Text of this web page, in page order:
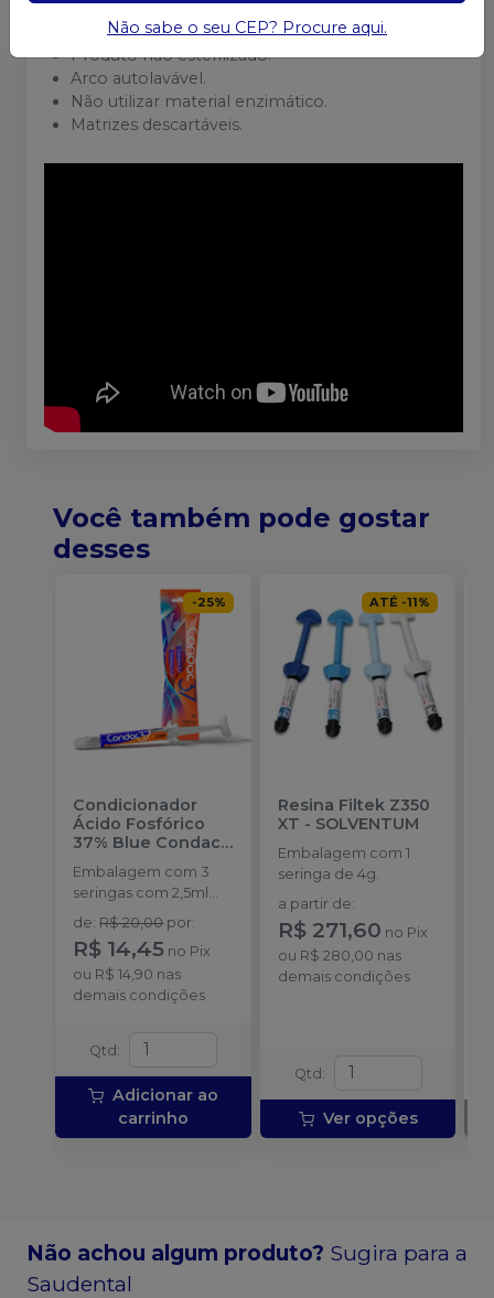
Uso Profissional.
Produto não esterilizado.
Arco autolavável.
Não utilizar material enzimático.
Matrizes descartáveis.
Você também pode gostar
desses
-25%
Condicionador
Ácido Fosfórico
37% Blue Condac-
FGM
Embalagem com 3
seringas com 2,5ml
cada uma e 3
ponteiras para
aplicação.
de:R$ 20,00 por:
R$ 14,45 no Pix
ou R$ 14,90 nas
demais condições
Qtd:
Adicionar ao
carrinho
ATÉ -11%
Resina Filtek Z350
XT - SOLVENTUM
Embalagem com 1
seringa de 4g.
a partir de:
R$ 271,60 no Pix
ou R$ 280,00 nas
demais condições
Qtd:
Ver opções
Não achou algum produto? Sugira para a
Saudental
Não sabe o seu CEP? Procure aqui.